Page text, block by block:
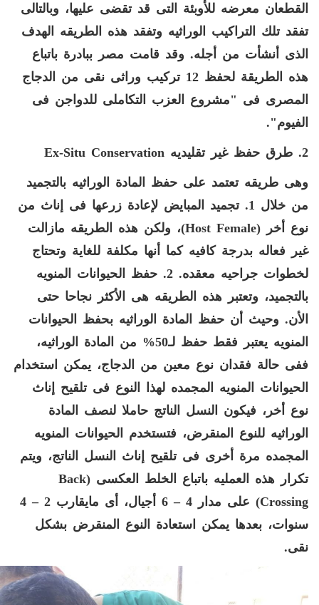
القطعان معرضه للأوبئة التى قد تقضى عليها، وبالتالى
تفقد تلك التراكيب الوراثيه وتفقد هذه الطريقه الهدف
الذى أنشأت من أجله. وقد قامت مصر ببادرة باتباع
هذه الطريقة لحفظ 12 تركيب وراثى نقى من الدجاج
المصرى فى "مشروع العزب التكاملى للدواجن فى
الفيوم".
2. طرق حفظ غير تقليديه Ex-Situ Conservation
وهى طريقه تعتمد على حفظ المادة الوراثيه بالتجميد
من خلال
تجميد المبايض لإعادة زرعها فى إناث من
نوع أخر (Host Female)، ولكن هذه الطريقه مازالت
غير فعاله بدرجة كافيه كما أنها مكلفة للغاية وتحتاج
لخطوات جراحيه معقده. 2.
حفظ الحيوانات المنويه
بالتجميد، وتعتبر هذه الطريقه هى الأكثر نجاحا حتى
الأن. وحيث أن حفظ المادة الوراثيه بحفظ الحيوانات
المنويه يعتبر فقط حفظ لـ50%
من المادة الوراثيه،
ففى حالة فقدان نوع معين من الدجاج، يمكن استخدام
الحيوانات المنويه المجمده لهذا النوع فى تلقيح إناث
نوع أخر، فيكون النسل الناتج حاملا لنصف المادة
الوراثيه للنوع المنقرض، فتستخدم الحيوانات المنويه
المجمده مرة أخرى فى تلقيح إناث النسل الناتج، ويتم
تكرار هذه العمليه باتباع الخلط العكسى (
Back
Crossing
) على مدار أجيال، أى مايقارب 2 – 4
سنوات، بعدها يمكن استعادة النوع المنقرض بشكل
نقى.